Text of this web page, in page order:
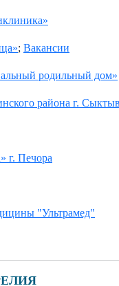
; Вакансии
родильный дом»
района г.
г. Печора
"Ультрамед"